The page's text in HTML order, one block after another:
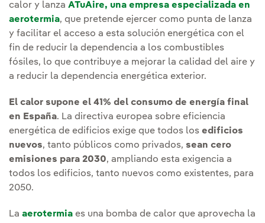
calor y lanza ATuAire, una empresa especializada en
aerotermia, que pretende ejercer como punta de lanza
y facilitar el acceso a esta solución energética con el
fin de reducir la dependencia a los combustibles
fósiles, lo que contribuye a mejorar la calidad del aire y
a reducir la dependencia energética exterior.
El calor supone el 41% del consumo de energía final
en España. La directiva europea sobre eficiencia
energética de edificios exige que todos los edificios
nuevos, tanto públicos como privados, sean cero
emisiones para 2030, ampliando esta exigencia a
todos los edificios, tanto nuevos como existentes, para
2050.
La aerotermia es una bomba de calor que aprovecha la